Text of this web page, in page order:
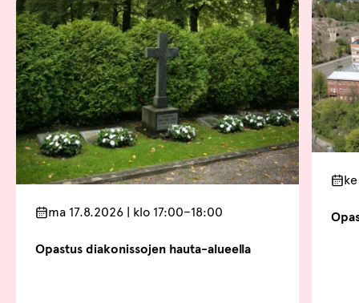
ma 17.8.2026 | klo 17:00–18:00
Opastus diakonissojen hauta-alueella